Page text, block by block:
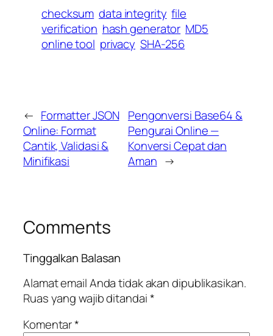
checksum data integrity file
verification hash generator MD5
online tool privacy SHA-256
← Formatter JSON
Online: Format
Cantik, Validasi &
Minifikasi
Pengonversi Base64 &
Pengurai Online —
Konversi Cepat dan
Aman →
Comments
Tinggalkan Balasan
Alamat email Anda tidak akan dipublikasikan.
Ruas yang wajib ditandai*
Komentar*